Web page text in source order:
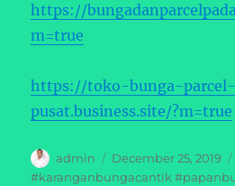
https://
m=true
https://toko-bunga-
pusat.business.site/?m=true
Author
admin
Posted
on
December 25, 2019
#karanganbungacantik